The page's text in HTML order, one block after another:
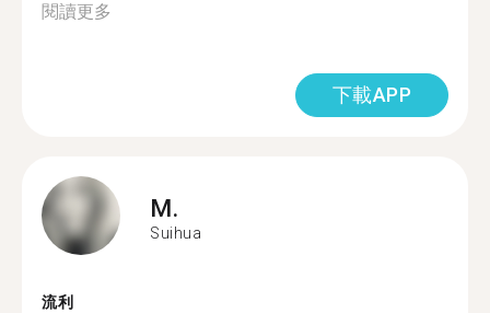
閱讀更多
下載APP
M.
Suihua
流利